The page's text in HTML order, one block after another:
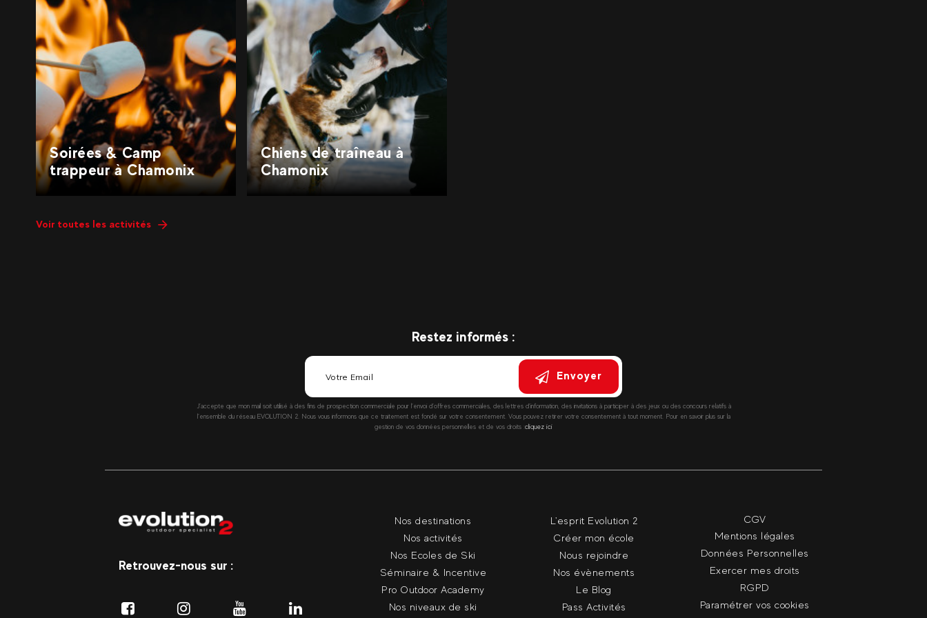
Soirées & Camp
trappeur à Chamonix
Chiens de traîneau à
Chamonix
Voir toutes les activités
Restez informés :
Envoyer
J’accepte que mon mail soit utilisé à des fins de prospection commerciale pour l’envoi d’offres commerciales, des lettres d’information, des invitations à participer à des jeux ou des concours relatifs à
l’ensemble du réseau EVOLUTION 2. Nous vous informons que ce traitement est fondé sur votre consentement. Vous pouvez retirer votre consentement à tout moment. Pour en savoir plus sur la
gestion de vos données personnelles et de vos droits :cliquez ici
Retrouvez-nous sur :
Nos destinations
Nos activités
Nos Ecoles de Ski
Séminaire & Incentive
Pro Outdoor Academy
Nos niveaux de ski
L'esprit Evolution 2
Créer mon école
Nous rejoindre
Nos évènements
Le Blog
Pass Activités
CGV
Mentions légales
Données Personnelles
Exercer mes droits
RGPD
Paramétrer vos cookies